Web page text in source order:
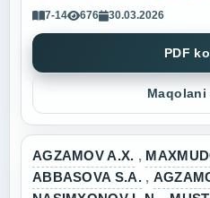
strukturaviy
konlarining
7-14 676 30.03.2026
PDF
AGZAMOV A.X. ,
ABBASOVA S.A. ,